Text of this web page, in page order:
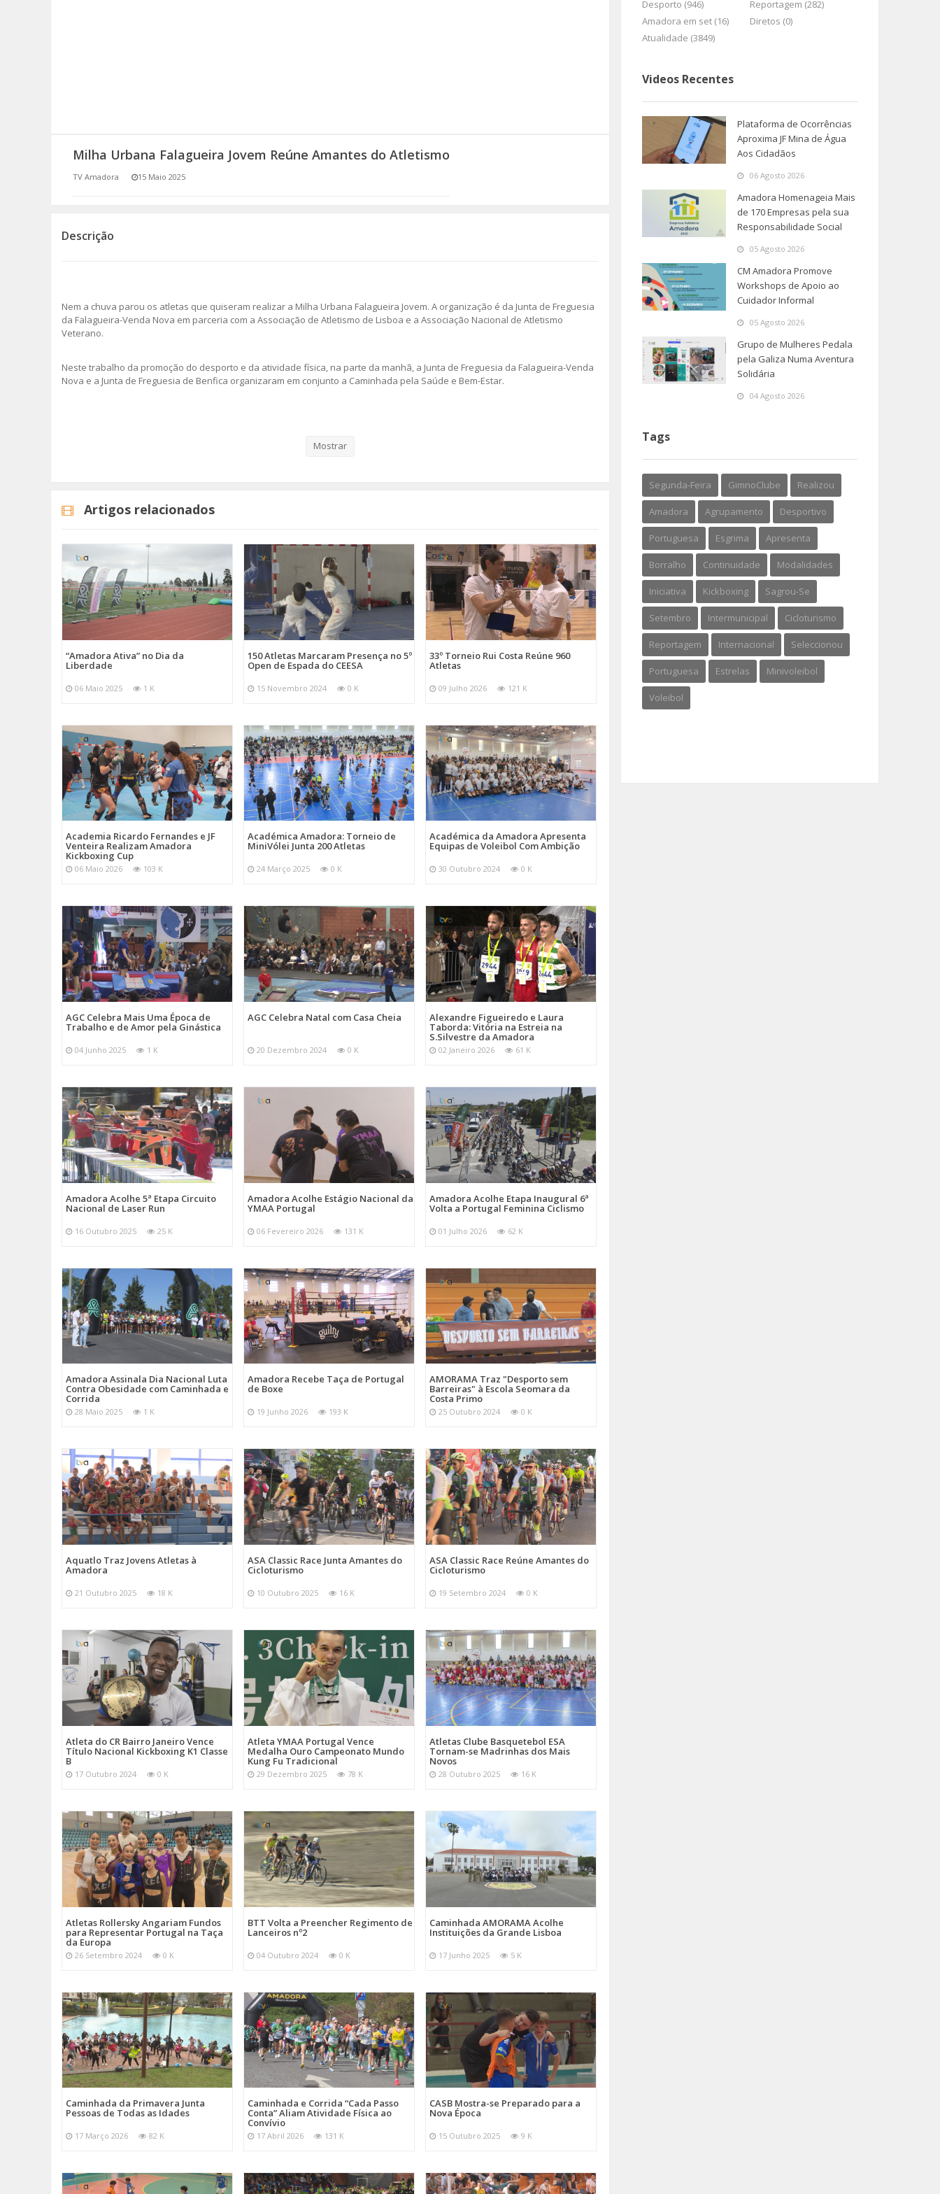
(RE) PENSAMENTOS
Milha Urbana Falagueira Jovem Reúne Amantes do Atletismo
TV Amadora 15 Maio 2025
Descrição
Nem a chuva parou os atletas que quiseram realizar a Milha Urbana Falagueira Jovem. A organização é da Junta de Freguesia
da Falagueira-Venda Nova em parceria com a Associação de Atletismo de Lisboa e a Associação Nacional de Atletismo
Veterano.
Neste trabalho da promoção do desporto e da atividade física, na parte da manhã, a Junta de Freguesia da Falagueira-Venda
Nova e a Junta de Freguesia de Benfica organizaram em conjunto a Caminhada pela Saúde e Bem-Estar.
Mostrar
Artigos relacionados
“Amadora Ativa” no Dia da
Liberdade
06 Maio 2025 1 K
150 Atletas Marcaram Presença no 5º
Open de Espada do CEESA
15 Novembro 2024 0 K
33º Torneio Rui Costa Reúne 960
Atletas
09 Julho 2026 121 K
Academia Ricardo Fernandes e JF
Venteira Realizam Amadora
Kickboxing Cup
06 Maio 2026 103 K
Académica Amadora: Torneio de
MiniVólei Junta 200 Atletas
24 Março 2025 0 K
Académica da Amadora Apresenta
Equipas de Voleibol Com Ambição
30 Outubro 2024 0 K
AGC Celebra Mais Uma Época de
Trabalho e de Amor pela Ginástica
04 Junho 2025 1 K
AGC Celebra Natal com Casa Cheia
20 Dezembro 2024 0 K
Alexandre Figueiredo e Laura
Taborda: Vitória na Estreia na
S.Silvestre da Amadora
02 Janeiro 2026 61 K
Amadora Acolhe 5ª Etapa Circuito
Nacional de Laser Run
16 Outubro 2025 25 K
Amadora Acolhe Estágio Nacional da
YMAA Portugal
06 Fevereiro 2026 131 K
Amadora Acolhe Etapa Inaugural 6ª
Volta a Portugal Feminina Ciclismo
01 Julho 2026 62 K
Amadora Assinala Dia Nacional Luta
Contra Obesidade com Caminhada e
Corrida
28 Maio 2025 1 K
Amadora Recebe Taça de Portugal
de Boxe
19 Junho 2026 193 K
AMORAMA Traz "Desporto sem
Barreiras" à Escola Seomara da
Costa Primo
25 Outubro 2024 0 K
Aquatlo Traz Jovens Atletas à
Amadora
21 Outubro 2025 18 K
ASA Classic Race Junta Amantes do
Cicloturismo
10 Outubro 2025 16 K
ASA Classic Race Reúne Amantes do
Cicloturismo
19 Setembro 2024 0 K
Atleta do CR Bairro Janeiro Vence
Título Nacional Kickboxing K1 Classe
B
17 Outubro 2024 0 K
Atleta YMAA Portugal Vence
Medalha Ouro Campeonato Mundo
Kung Fu Tradicional
29 Dezembro 2025 78 K
Atletas Clube Basquetebol ESA
Tornam-se Madrinhas dos Mais
Novos
28 Outubro 2025 16 K
Atletas Rollersky Angariam Fundos
para Representar Portugal na Taça
da Europa
26 Setembro 2024 0 K
BTT Volta a Preencher Regimento de
Lanceiros nº2
04 Outubro 2024 0 K
Caminhada AMORAMA Acolhe
Instituições da Grande Lisboa
17 Junho 2025 5 K
Caminhada da Primavera Junta
Pessoas de Todas as Idades
17 Março 2026 82 K
Caminhada e Corrida “Cada Passo
Conta” Aliam Atividade Física ao
Convívio
17 Abril 2026 131 K
CASB Mostra-se Preparado para a
Nova Época
15 Outubro 2025 9 K
Desporto (946)
Reportagem (282)
Amadora em set (16)
Diretos (0)
Atualidade (3849)
Videos Recentes
Plataforma de Ocorrências
Aproxima JF Mina de Água
Aos Cidadãos
06 Agosto 2026
Amadora Homenageia Mais
de 170 Empresas pela sua
Responsabilidade Social
05 Agosto 2026
CM Amadora Promove
Workshops de Apoio ao
Cuidador Informal
05 Agosto 2026
Grupo de Mulheres Pedala
pela Galiza Numa Aventura
Solidária
04 Agosto 2026
Tags
Segunda-Feira GimnoClube Realizou
Amadora Agrupamento Desportivo
Portuguesa Esgrima Apresenta
Borralho Continuidade Modalidades
Iniciativa Kickboxing Sagrou-Se
Setembro Intermunicipal Cicloturismo
Reportagem Internacional Seleccionou
Portuguesa Estrelas Minivoleibol
Voleibol